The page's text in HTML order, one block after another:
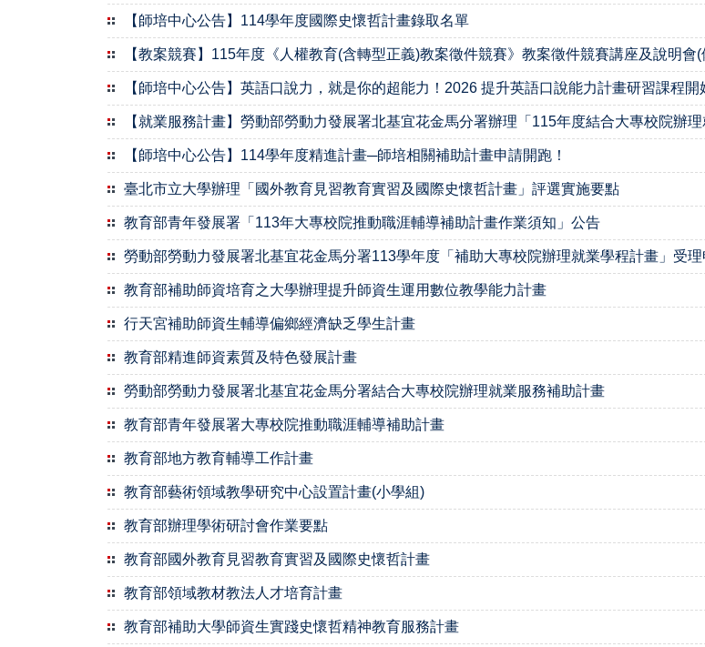
【師培中心公告】114學年度國際史懷哲計畫錄取名單
【教案競賽】115年度《人權教育(含轉型正義)教案徵件競賽》教案徵件競賽講座及說明會
【師培中心公告】英語口說力，就是你的超能力！2026 提升英語口說能力計畫研習課程開
【就業服務計畫】勞動部勞動力發展署北基宜花金馬分署辦理「115年度結合大專校院辦
【師培中心公告】114學年度精進計畫─師培相關補助計畫申請開跑！
臺北市立大學辦理「國外教育見習教育實習及國際史懷哲計畫」評選實施要點
教育部青年發展署「113年大專校院推動職涯輔導補助計畫作業須知」公告
勞動部勞動力發展署北基宜花金馬分署113學年度「補助大專校院辦理就業學程計畫」受
教育部補助師資培育之大學辦理提升師資生運用數位教學能力計畫
行天宮補助師資生輔導偏鄉經濟缺乏學生計畫
教育部精進師資素質及特色發展計畫
勞動部勞動力發展署北基宜花金馬分署結合大專校院辦理就業服務補助計畫
教育部青年發展署大專校院推動職涯輔導補助計畫
教育部地方教育輔導工作計畫
教育部藝術領域教學研究中心設置計畫(小學組)
教育部辦理學術研討會作業要點
教育部國外教育見習教育實習及國際史懷哲計畫
教育部領域教材教法人才培育計畫
教育部補助大學師資生實踐史懷哲精神教育服務計畫